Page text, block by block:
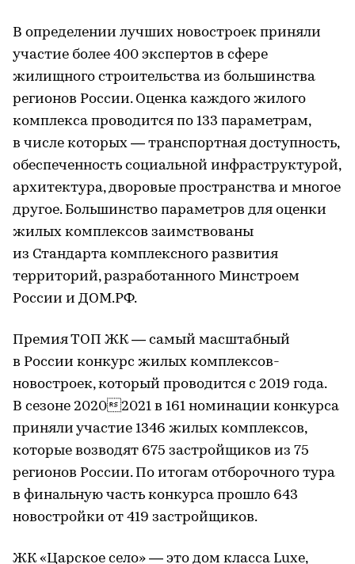
В определении лучших новостроек приняли
участие более 400 экспертов в сфере
жилищного строительства из большинства
регионов России. Оценка каждого жилого
комплекса проводится по 133 параметрам,
в числе которых — транспортная доступность,
обеспеченность социальной инфраструктурой,
архитектура, дворовые пространства и многое
другое. Большинство параметров для оценки
жилых комплексов заимствованы
из Стандарта комплексного развития
территорий, разработанного Минстроем
России и ДОМ.РФ.
Премия ТОП ЖК — самый масштабный
в России конкурс жилых комплексов-
новостроек, который проводится с 2019 года.
В сезоне 20202021 в 161 номинации конкурса
приняли участие 1346 жилых комплексов,
которые возводят 675 застройщиков из 75
регионов России. По итогам отборочного тура
в финальную часть конкурса прошло 643
новостройки от 419 застройщиков.
ЖК «Царское село» — это дом класса Luxe,